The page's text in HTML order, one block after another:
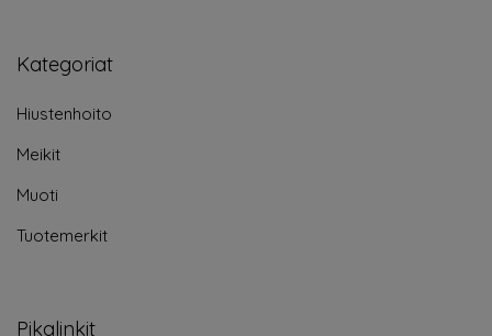
Kategoriat
Hiustenhoito
Meikit
Muoti
Tuotemerkit
Pikalinkit